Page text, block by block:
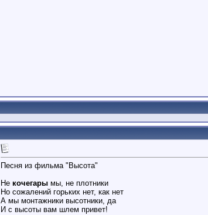
Песня из фильма "Высота"
Не кочегары мы, не плотники
Но сожалений горьких нет, как нет
А мы монтажники высотники, да
И с высоты вам шлем привет!